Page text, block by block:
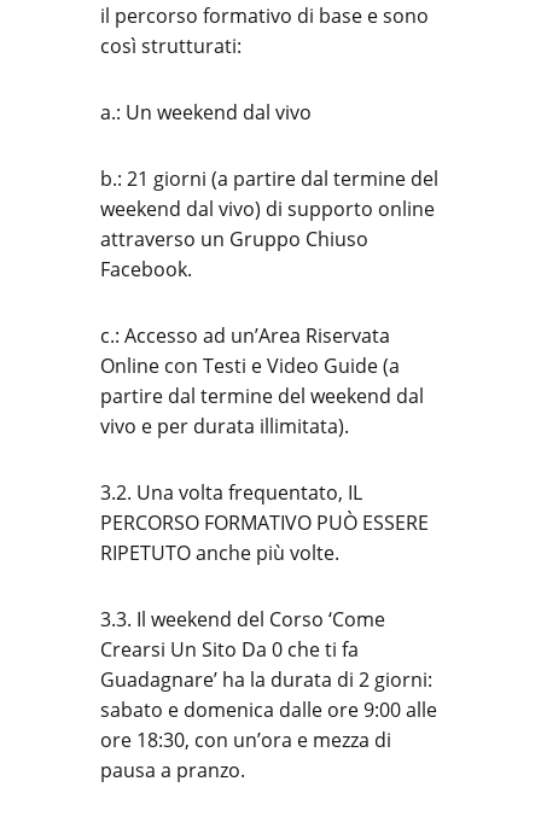
il percorso formativo di base e sono
così strutturati:
a.: Un weekend dal vivo
b.: 21 giorni (a partire dal termine del
weekend dal vivo) di supporto online
attraverso un Gruppo Chiuso
Facebook.
c.: Accesso ad un’Area Riservata
Online con Testi e Video Guide (a
partire dal termine del weekend dal
vivo e per durata illimitata).
3.2. Una volta frequentato, IL
PERCORSO FORMATIVO PUÒ ESSERE
RIPETUTO anche più volte.
3.3. Il weekend del Corso ‘Come
Crearsi Un Sito Da 0 che ti fa
Guadagnare’ ha la durata di 2 giorni:
sabato e domenica dalle ore 9:00 alle
ore 18:30, con un’ora e mezza di
pausa a pranzo.